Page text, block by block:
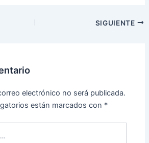
SIGUIENTE
electrónico no será publicada.
están marcados con *